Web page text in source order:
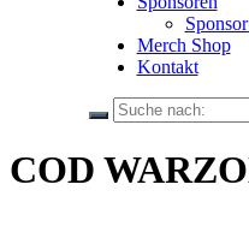
Merch Shop
Kontakt
COD